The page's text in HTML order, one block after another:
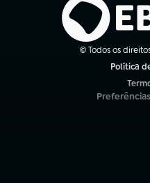
© Todos os
Política
(abre